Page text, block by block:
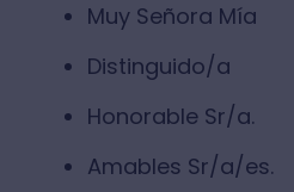
Muy Señora Mía
Distinguido/a
Honorable Sr/a.
Amables Sr/a/es.